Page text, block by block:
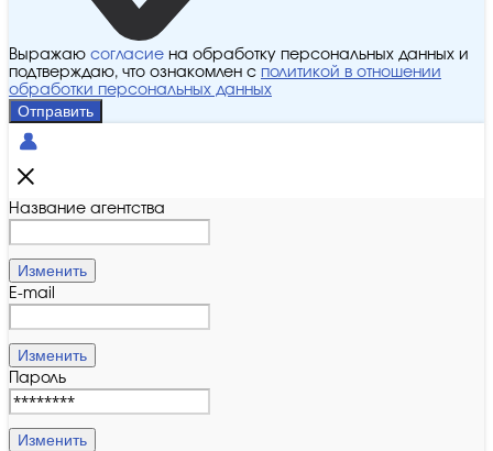
Выражаю согласие на обработку персональных данных и
подтверждаю, что ознакомлен с политикой в отношении
обработки персональных данных
Отправить
Название агентства
Изменить
E-mail
Изменить
Пароль
Изменить